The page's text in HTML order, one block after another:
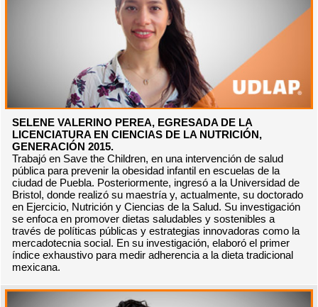
SELENE VALERINO PEREA, EGRESADA DE LA
LICENCIATURA EN CIENCIAS DE LA NUTRICIÓN,
GENERACIÓN 2015.
Trabajó en Save the Children, en una intervención de salud
pública para prevenir la obesidad infantil en escuelas de la
ciudad de Puebla. Posteriormente, ingresó a la Universidad de
Bristol, donde realizó su maestría y, actualmente, su doctorado
en Ejercicio, Nutrición y Ciencias de la Salud. Su investigación
se enfoca en promover dietas saludables y sostenibles a
través de políticas públicas y estrategias innovadoras como la
mercadotecnia social. En su investigación, elaboró el primer
índice exhaustivo para medir adherencia a la dieta tradicional
mexicana.